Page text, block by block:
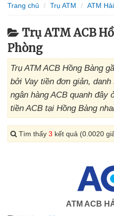
Trang chủ Trụ ATM ATM
Trụ ATM ACB
Phòng
Trụ ATM ACB Hồng Bàng
bởi Vay tiền đơn giản,
ngân hàng ACB quanh đây
tiền ACB tại Hồng Bàng
Tìm thấy 3 kết quả (0.0020
ATM ACB